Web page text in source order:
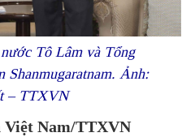
Tô Lâm và Tổng
Shanmugaratnam. Ảnh:
– TTXVN
Việt Nam/TTXVN